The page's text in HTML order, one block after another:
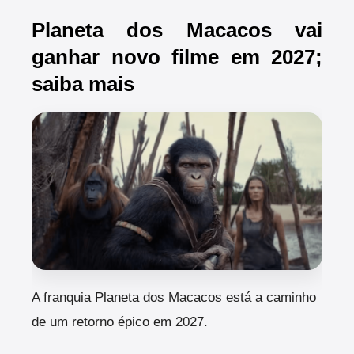
Planeta dos Macacos vai
ganhar novo filme em 2027;
saiba mais
A franquia Planeta dos Macacos está a caminho
de um retorno épico em 2027.